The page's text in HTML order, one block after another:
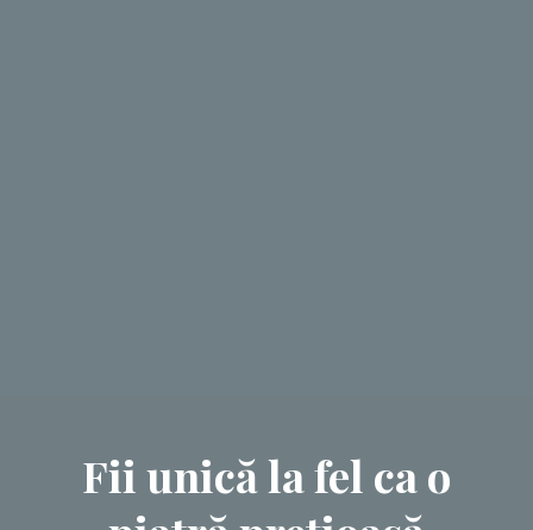
Fii unică la fel ca o